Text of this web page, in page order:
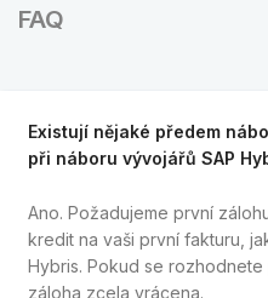
FAQ
Existují nějaké předem
při náboru vývojářů SAP
Ano. Požadujeme první
kredit na vaši první fakturu,
Hybris. Pokud se
záloha zcela vrácena.